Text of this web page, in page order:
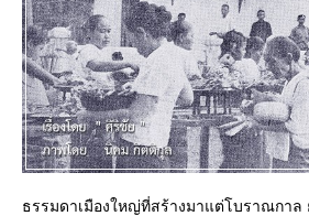
ธรรมดาเมืองใหญ่ที่สร้างมาแต่โบราณกาล